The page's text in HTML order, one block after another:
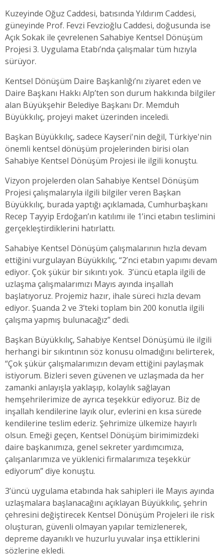
Kuzeyinde Oğuz Caddesi, batısında Yıldırım Caddesi,
güneyinde Prof. Fevzi Fevzioğlu Caddesi, doğusunda ise
Açık Sokak ile çevrelenen Sahabiye Kentsel Dönüşüm
Projesi 3. Uygulama Etabı’nda çalışmalar tüm hızıyla
sürüyor.
Kentsel Dönüşüm Daire Başkanlığı’nı ziyaret eden ve
Daire Başkanı Hakkı Alp’ten son durum hakkında bilgiler
alan Büyükşehir Belediye Başkanı Dr. Memduh
Büyükkılıç, projeyi maket üzerinden inceledi.
Başkan Büyükkılıç, sadece Kayseri'nin değil, Türkiye'nin
önemli kentsel dönüşüm projelerinden birisi olan
Sahabiye Kentsel Dönüşüm Projesi ile ilgili konuştu.
Vizyon projelerden olan Sahabiye Kentsel Dönüşüm
Projesi çalışmalarıyla ilgili bilgiler veren Başkan
Büyükkılıç, burada yaptığı açıklamada, Cumhurbaşkanı
Recep Tayyip Erdoğan’ın katılımı ile 1’inci etabın teslimini
gerçekleştirdiklerini hatırlattı.
Sahabiye Kentsel Dönüşüm çalışmalarının hızla devam
ettiğini vurgulayan Büyükkılıç, “2’nci etabın yapımı devam
ediyor. Çok şükür bir sıkıntı yok. 3’üncü etapla ilgili de
uzlaşma çalışmalarımızı Mayıs ayında inşallah
başlatıyoruz. Projemiz hazır, ihale süreci hızla devam
ediyor. Şuanda 2 ve 3’teki toplam bin 200 konutla ilgili
çalışma yapmış bulunacağız” dedi.
Başkan Büyükkılıç, Sahabiye Kentsel Dönüşümü ile ilgili
herhangi bir sıkıntının söz konusu olmadığını belirterek,
“Çok şükür çalışmalarımızın devam ettiğini paylaşmak
istiyorum. Bizleri seven güvenen ve uzlaşmada da her
zamanki anlayışla yaklaşıp, kolaylık sağlayan
hemşehrilerimize de ayrıca teşekkür ediyoruz. Biz de
inşallah kendilerine layık olur, evlerini en kısa sürede
kendilerine teslim ederiz. Şehrimize ülkemize hayırlı
olsun. Emeği geçen, Kentsel Dönüşüm birimimizdeki
daire başkanımıza, genel sekreter yardımcımıza,
çalışanlarımıza ve yüklenici firmalarımıza teşekkür
ediyorum” diye konuştu.
3’üncü uygulama etabında hak sahipleri ile Mayıs ayında
uzlaşmalara başlanacağını açıklayan Büyükkılıç, şehrin
çehresini değiştirecek Kentsel Dönüşüm Projeleri ile risk
oluşturan, güvenli olmayan yapılar temizlenerek,
depreme dayanıklı ve huzurlu yuvalar inşa ettiklerini
sözlerine ekledi.